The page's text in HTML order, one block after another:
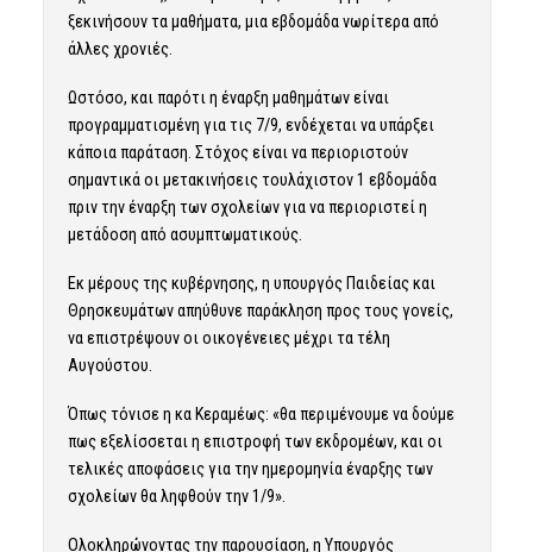
ξεκινήσουν τα μαθήματα, μια εβδομάδα νωρίτερα από
άλλες χρονιές.
Ωστόσο, και παρότι η έναρξη μαθημάτων είναι
προγραμματισμένη για τις 7/9, ενδέχεται να υπάρξει
κάποια παράταση. Στόχος είναι να περιοριστούν
σημαντικά οι μετακινήσεις τουλάχιστον 1 εβδομάδα
πριν την έναρξη των σχολείων για να περιοριστεί η
μετάδοση από ασυμπτωματικούς.
Εκ μέρους της κυβέρνησης, η υπουργός Παιδείας και
Θρησκευμάτων απηύθυνε παράκληση προς τους γονείς,
να επιστρέψουν οι οικογένειες μέχρι τα τέλη
Αυγούστου.
Όπως τόνισε η κα Κεραμέως: «θα περιμένουμε να δούμε
πως εξελίσσεται η επιστροφή των εκδρομέων, και οι
τελικές αποφάσεις για την ημερομηνία έναρξης των
σχολείων θα ληφθούν την 1/9».
Ολοκληρώνοντας την παρουσίαση, η Υπουργός